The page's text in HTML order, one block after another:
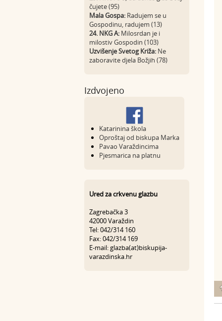
čujete (95)
Mala Gospa: Radujem se u
Gospodinu, radujem (13)
24. NKG A: Milosrdan je i
milostiv Gospodin (103)
Uzvišenje Svetog Križa: Ne
zaboravite djela Božjih (78)
Izdvojeno
Katarinina škola
Oproštaj od biskupa Marka
Pavao Varaždincima
Pjesmarica na platnu
Ured za crkvenu glazbu
Zagrebačka 3
42000 Varaždin
Tel: 042/314 160
Fax: 042/314 169
E-mail: glazba(at)biskupija-
varazdinska.hr